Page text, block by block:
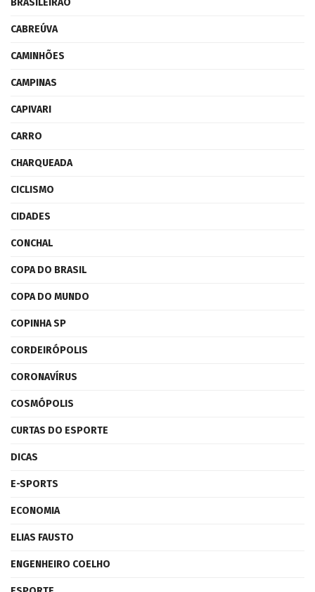
BRASILEIRÃO
CABREÚVA
CAMINHÕES
CAMPINAS
CAPIVARI
CARRO
CHARQUEADA
CICLISMO
CIDADES
CONCHAL
COPA DO BRASIL
COPA DO MUNDO
COPINHA SP
CORDEIRÓPOLIS
CORONAVÍRUS
COSMÓPOLIS
CURTAS DO ESPORTE
DICAS
E-SPORTS
ECONOMIA
ELIAS FAUSTO
ENGENHEIRO COELHO